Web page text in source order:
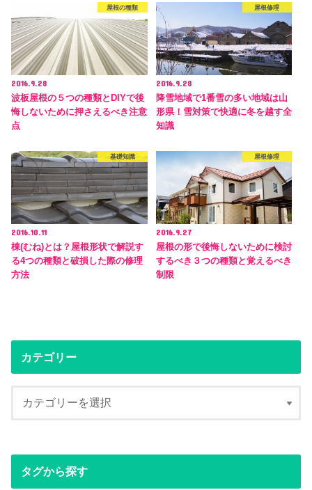
屋根の種類
2016.9.28
波板屋根の５つの種類とDIYで後
悔しないために押さえるべき注意
点
屋根修理
2016.9.28
降雪地域で1番雪の多い地域は山
形県！雪対策で快適に冬を越す全
知識
基礎知識
2016.10.11
棟(むね)とは？屋根形状で解説す
る4つの種類と破損した際の修理
方法
屋根修理
2016.9.27
屋根の形で後悔しないために検討
するべき３つの種類と覚えるべき
制限
カテゴリー
タグから探す